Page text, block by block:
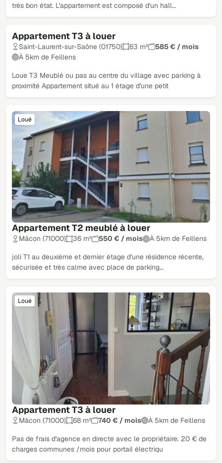
très bon état. L'appartement est composé d'un hall…
Appartement T3 à louer
Loué
Saint-Laurent-sur-Saône (01750) 63 m²
585 € / mois
À 5km de Feillens
Loue T3 Meublé ou pas au centre du village avec parking à
proximité Appartement situé au 1 étage d'une petit
Appartement T2 meublé à louer
Loué
Mâcon (71000) 36 m² 550 € / mois À 5km de Feillens
joli T1 au deuxième et dernier étage d'une résidence récente,
sécurisée et très calme avec place de parking…
Appartement T3 à louer
Loué
Mâcon (71000) 68 m² 740 € / mois À 5km de Feillens
Pas de frais d'agence en directe avec le propriétaire. 20 € de
charges communes /mois pour portail électriqu